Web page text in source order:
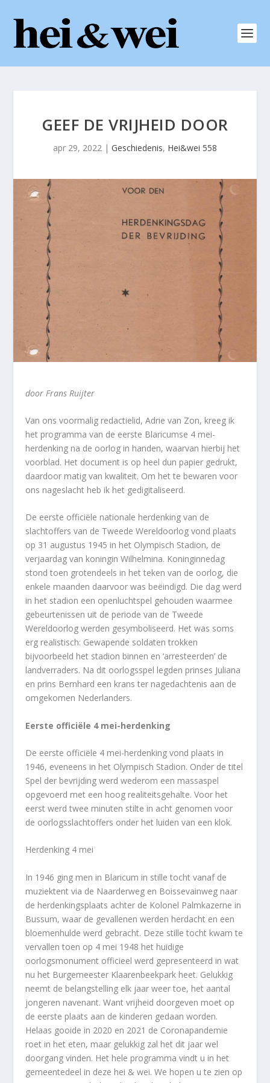
GEEF DE VRIJHEID DOOR
apr 29, 2022 | Geschiedenis, Hei&wei 558
door Frans Ruijter
Van ons voormalig redactielid, Adrie van Zon, kreeg ik
het programma van de eerste Blaricumse 4 mei-
herdenking na de oorlog in handen, waarvan hierbij het
voorblad. Het document is op heel dun papier gedrukt,
daardoor matig van kwaliteit. Om het te bewaren voor
ons nageslacht heb ik het gedigitaliseerd.
De eerste officiële nationale herdenking van de
slachtoffers van de Tweede Wereldoorlog vond plaats
op 31 augustus 1945 in het Olympisch Stadion, de
verjaardag van koningin Wilhelmina. Koninginnedag
stond toen grotendeels in het teken van de oorlog, die
enkele maanden daarvoor was beëindigd. Die dag werd
in het stadion een openluchtspel gehouden waarmee
gebeurtenissen uit de periode van de Tweede
Wereldoorlog werden gesymboliseerd. Het was soms
erg realistisch: Gewapende soldaten trokken
bijvoorbeeld het stadion binnen en ‘arresteerden’ de
landverraders. Na dit oorlogsspel legden prinses Juliana
en prins Bernhard een krans ter nagedachtenis aan de
omgekomen Nederlanders.
Eerste officiële 4 mei-herdenking
De eerste officiële 4 mei-herdenking vond plaats in
1946, eveneens in het Olympisch Stadion. Onder de titel
Spel der bevrijding werd wederom een massaspel
opgevoerd met een hoog realiteitsgehalte. Voor het
eerst werd twee minuten stilte in acht genomen voor
de oorlogsslachtoffers onder het luiden van een klok.
Herdenking 4 mei
In 1946 ging men in Blaricum in stille tocht vanaf de
muziektent via de Naarderweg en Boissevainweg naar
de herdenkingsplaats achter de Kolonel Palmkazerne in
Bussum, waar de gevallenen werden herdacht en een
bloemenhulde werd gebracht. Deze stille tocht kwam te
vervallen toen op 4 mei 1948 het huidige
oorlogsmonument officieel werd gepresenteerd in wat
nu het Burgemeester Klaarenbeekpark heet. Gelukkig
neemt de belangstelling elk jaar weer toe, het aantal
jongeren navenant. Want vrijheid doorgeven moet op
de eerste plaats aan de kinderen gedaan worden.
Helaas gooide in 2020 en 2021 de Coronapandemie
roet in het eten, maar gelukkig zal het dit jaar wel
doorgang vinden. Het hele programma vindt u in het
gemeentedeel in deze hei & wei. We hopen u te zien op